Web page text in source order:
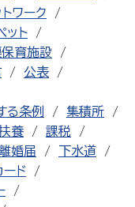
ワーク
ット
育施設
公表
る条例
集積所
養
課税
婚届
下水道
ド